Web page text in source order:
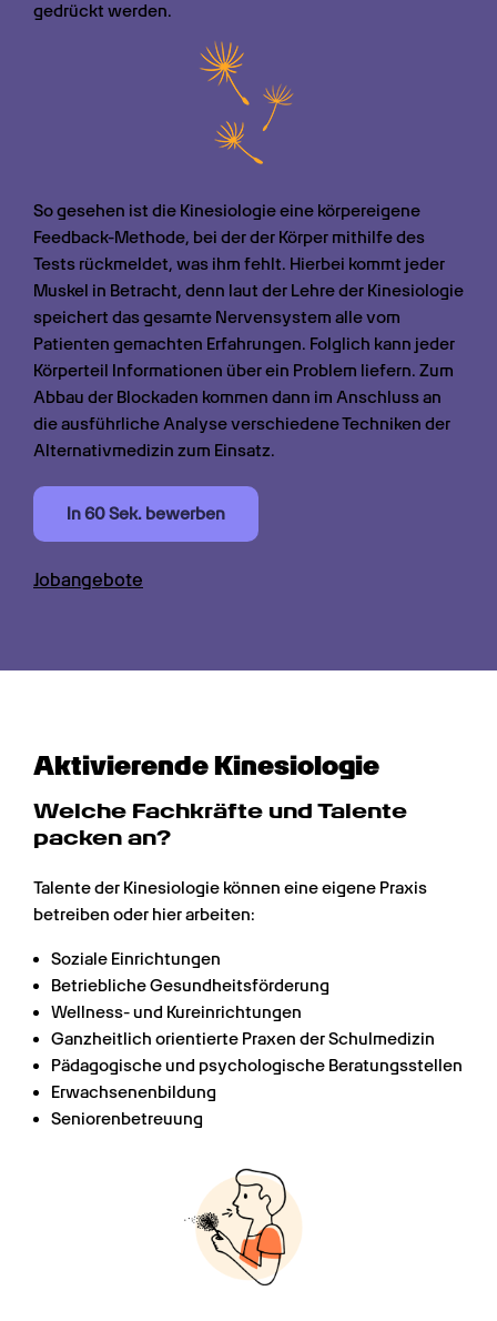
gedrückt werden.
So gesehen ist die Kinesiologie eine körpereigene
Feedback-Methode, bei der der Körper mithilfe des
Tests rückmeldet, was ihm fehlt. Hierbei kommt jeder
Muskel in Betracht, denn laut der Lehre der Kinesiologie
speichert das gesamte Nervensystem alle vom
Patienten gemachten Erfahrungen. Folglich kann jeder
Körperteil Informationen über ein Problem liefern. Zum
Abbau der Blockaden kommen dann im Anschluss an
die ausführliche Analyse verschiedene Techniken der
Alternativmedizin zum Einsatz.
In 60 Sek. bewerben
Jobangebote
Akti­vierende Kinesio­logie
Welche Fachkräfte und Talente
packen an?
Talente der Kinesiologie können eine eigene Praxis
betreiben oder hier arbeiten:
Soziale Einrichtungen
Betriebliche Gesundheitsförderung
Wellness- und Kureinrichtungen
Ganzheitlich orientierte Praxen der Schulmedizin
Pädagogische und psychologische Beratungsstellen
Erwachsenenbildung
Seniorenbetreuung